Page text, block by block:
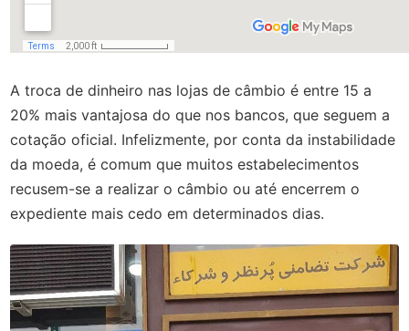
A troca de dinheiro nas lojas de câmbio é entre 15 a
20% mais vantajosa do que nos bancos, que seguem a
cotação oficial. Infelizmente, por conta da instabilidade
da moeda, é comum que muitos estabelecimentos
recusem-se a realizar o câmbio ou até encerrem o
expediente mais cedo em determinados dias.